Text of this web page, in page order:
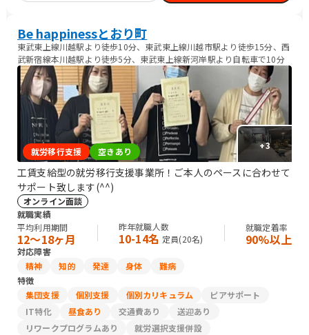
Be happinessとおり町
東武東上線川越駅より徒歩10分、東武東上線川越市駅より徒歩15分、西
武新宿線本川越駅より徒歩5分、東武東上線新河岸駅より自転車で10分
+3
就労移行支援 空きあり
工賃支給型の就労移行支援事業所！ご本人のペースに合わせて
サポート致します(^^)
オンライン面談
就職実績
平均利用期間
12〜18ヶ月
昨年就職人数
10-14名 定員(20名)
就職定着率
90%以上
対応障害
精神
知的 発達 身体
難病
特徴
集団支援
個別支援 個別カリキュラム
ピアサポート
IT特化
昼食あり 交通費あり
送迎あり
リワークプログラムあり
就労選択支援併設